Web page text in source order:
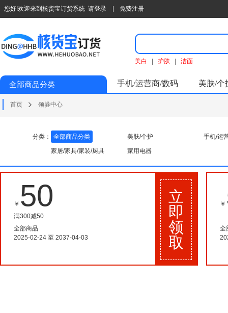
您好!欢迎来到核货宝订货系统 请登录 免费注册
美白 护肤 洁面
全部商品分类 手机/运营商/数码 美肤/个
首页 领券中心
分类： 全部商品分类 美肤/个护
手机/运
家居/家具/家装/厨具
家用电器
￥ 50
满300减50
全部商品
2025-02-24 至 2037-04-03
立
即
领
取
￥
全